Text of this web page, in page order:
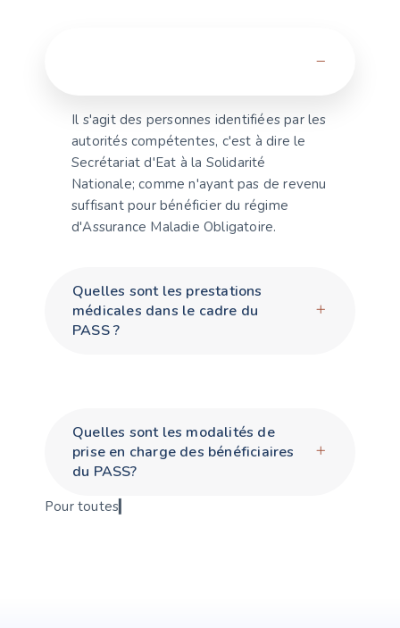
Il s'agit des personnes identifiées par les
autorités compétentes, c'est à dire le
Secrétariat d'Eat à la Solidarité
Nationale; comme n'ayant pas de revenu
suffisant pour bénéficier du régime
d'Assurance Maladie Obligatoire.
Quelles sont les prestations
médicales dans le cadre du
PASS ?
Quelles sont les modalités de
prise en charge des bénéficiaires
du PASS?
Pour toutes